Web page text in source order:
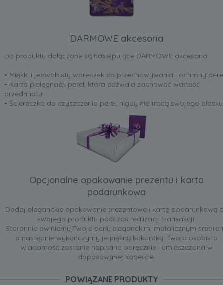
DARMOWE akcesoria
Do produktu dołączone są następujące DARMOWE akcesoria:
• Miękki i jedwabisty woreczek do przechowywania i ochrony
• Karta pielęgnacji pereł, która pozwala zachować wartość
przedmiotu
• Ściereczka do czyszczenia pereł, nigdy nie tracą swojego
Opcjonalne opakowanie prezentu i karta
podarunkowa
Dodaj eleganckie opakowanie prezentowe i kartę podarunkową
swojego produktu podczas realizacji transakcji.
Starannie owiniemy Twoje perły eleganckim, metalicznym
a następnie wykończymy je piękną kokardką. Twoja osobista
wiadomość zostanie napisana odręcznie i umieszczona w
dopasowanej kopercie.
POWIĄZANE PRODUKTY